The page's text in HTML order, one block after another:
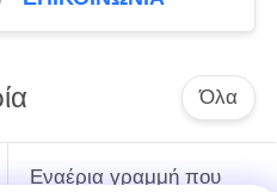
Όλα
Εναέρια γραμμή που